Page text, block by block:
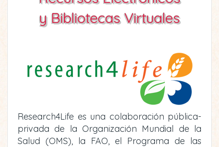
y Bibliotecas Virtuales
Research4Life es una colaboración pública-
privada de la Organización Mundial de la
Salud (OMS), la FAO, el Programa de las